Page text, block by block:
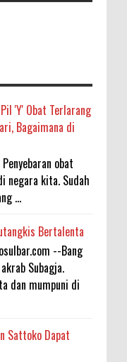
'Y' Obat Terlarang
Bagaimana di
obat
negara kita. Sudah
...
Bertalenta
--Bang
Subagja.
dan mumpuni di
Sattoko Dapat